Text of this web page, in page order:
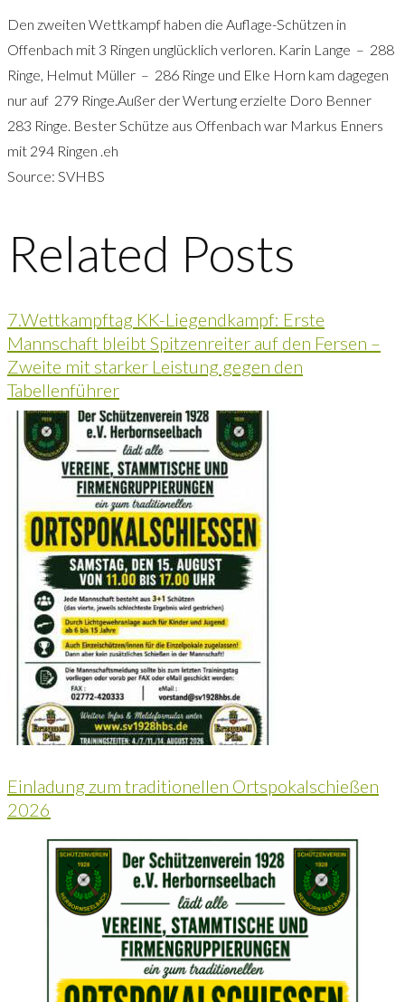
Den zweiten Wettkampf haben die Auflage-Schützen in
Offenbach mit 3 Ringen unglücklich verloren. Karin Lange – 288
Ringe, Helmut Müller – 286 Ringe und Elke Horn kam dagegen
nur auf 279 Ringe.Außer der Wertung erzielte Doro Benner
283 Ringe. Bester Schütze aus Offenbach war Markus Enners
mit 294 Ringen .eh
Source: SVHBS
Related Posts
7.Wettkampftag KK-Liegendkampf: Erste
Mannschaft bleibt Spitzenreiter auf den Fersen –
Zweite mit starker Leistung gegen den
Tabellenführer
Einladung zum traditionellen Ortspokalschießen
2026